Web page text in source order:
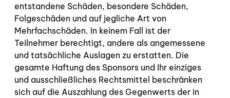
entstandene Schäden, besondere Schäden,
Folgeschäden und auf jegliche Art von
Mehrfachschäden. In keinem Fall ist der
Teilnehmer berechtigt, andere als angemessene
und tatsächliche Auslagen zu erstatten. Die
gesamte Haftung des Sponsors und Ihr einziges
und ausschließliches Rechtsmittel beschränken
sich auf die Auszahlung des Gegenwerts der in